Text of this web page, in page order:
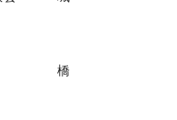
橋